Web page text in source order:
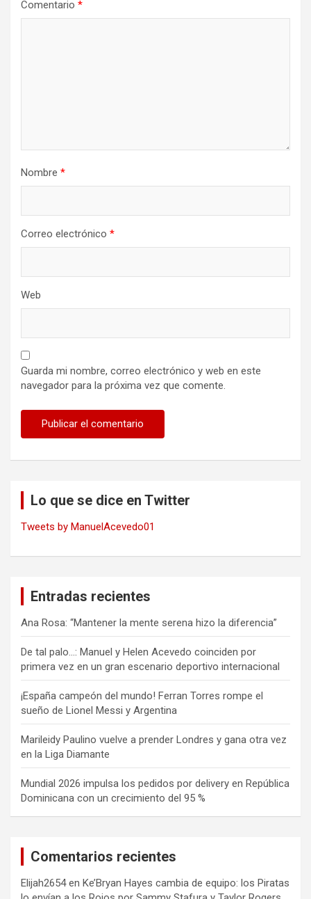
Comentario *
Nombre *
Correo electrónico *
Web
Guarda mi nombre, correo electrónico y web en este
navegador para la próxima vez que comente.
Lo que se dice en Twitter
Tweets by ManuelAcevedo01
Entradas recientes
Ana Rosa: “Mantener la mente serena hizo la diferencia”
De tal palo…: Manuel y Helen Acevedo coinciden por
primera vez en un gran escenario deportivo internacional
¡España campeón del mundo! Ferran Torres rompe el
sueño de Lionel Messi y Argentina
Marileidy Paulino vuelve a prender Londres y gana otra vez
en la Liga Diamante
Mundial 2026 impulsa los pedidos por delivery en República
Dominicana con un crecimiento del 95 %
Comentarios recientes
Elijah2654en Ke’Bryan Hayes cambia de equipo: los Piratas